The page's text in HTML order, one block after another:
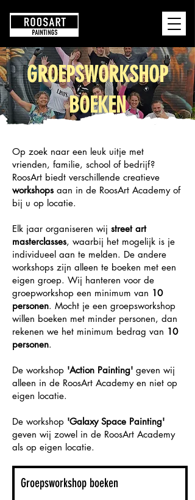
RoosArt
GROEPSWORKSHOP
BOEKEN
Op zoek naar een leuk uitje met
vrienden, familie, school of bedrijf?
RoosArt biedt verschillende creatieve
workshops aan in de RoosArt Academy of
bij u op locatie.
Elk jaar organiseren wij street art
masterclasses, waarbij het mogelijk is je
individueel aan te melden. De andere
workshops zijn alleen te boeken met een
eigen groep. Wij hanteren voor de
groepworkshop een minimum van 10
personen. Mocht je een groepsworkshop
willen boeken met minder personen, dan
rekenen we het minimum bedrag van 10
personen.
De workshop 'Action Painting' geven wij
alleen in de RoosArt Academy en niet op
eigen locatie.
De workshop 'Galaxy Space Painting'
geven wij zowel in de RoosArt Academy
als op eigen locatie.
Groepsworkshop boeken